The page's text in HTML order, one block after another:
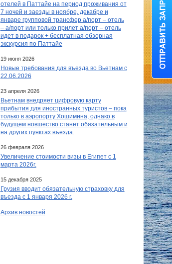
отелей в Паттайе на период проживания от
7 ночей и заезды в ноябре, декабре и
январе групповой трансфер а/порт – отель
– а/порт или только прилет а/порт – отель
идет в подарок + бесплатная обзорная
экскурсия по Паттайе
19 июня 2026
Новые требования для въезда во Вьетнам с
22.06.2026
23 апреля 2026
Вьетнам внедряет цифровую карту
прибытия для иностранных туристов – пока
только в аэропорту Хошимина, однако в
будущем новшество станет обязательным и
на других пунктах въезда.
26 февраля 2026
Увеличение стоимости визы в Египет c 1
марта 2026г.
15 декабря 2025
Грузия вводит обязательную страховку для
въезда с 1 января 2026 г.
Архив новостей